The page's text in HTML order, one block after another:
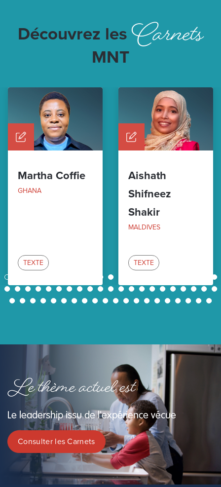
Découvrez lesCarnets
MNT
Martha Coffie
GHANA
TEXTE
Aishath
Shifneez
Shakir
MALDIVES
TEXTE
1 10 11
21
22
23 24 25 26 27 28 29 30 31 32 33 34 35 36 37 38 39 40 41
42
43
44 45 46 47 48 49 50 51 52 53 54 55 56 57 58 59 60 61 62
Le thème actuel est
Le leadership issu de l'expérience vécue
Consulter les Carnets